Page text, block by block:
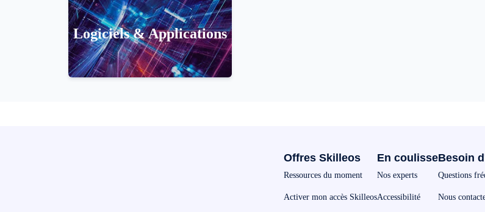
Logiciels & Applications
Offres Skilleos
Ressources du moment
Activer mon accès Skilleos
En coulisse
Nos experts
Accessibilité
Besoin
Questions
Nous